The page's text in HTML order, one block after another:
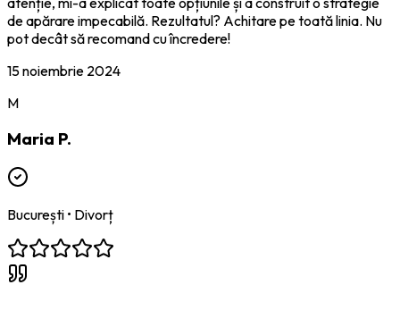
de apărare impecabilă. Rezultatul? Achitare pe toată linia. Nu
pot decât să recomand cu încredere!
15 noiembrie 2024
M
Maria P.
București • Divorț